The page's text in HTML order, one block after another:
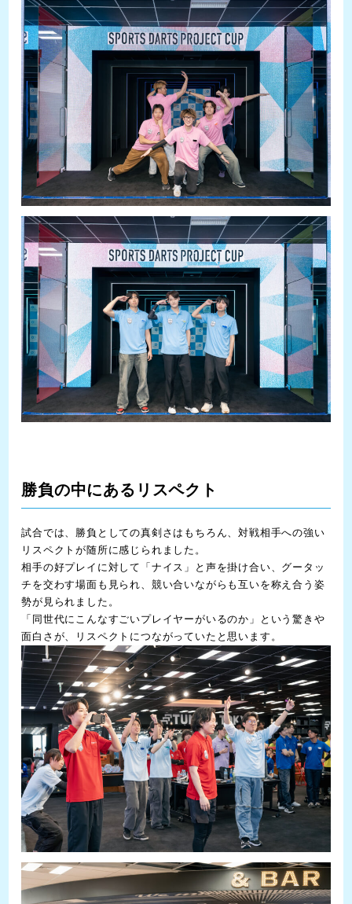
勝負の中にあるリスペクト
試合では、勝負としての真剣さはもちろん、対戦相手への強い
リスペクトが随所に感じられました。
相手の好プレイに対して「ナイス」と声を掛け合い、グータッ
チを交わす場面も見られ、競い合いながらも互いを称え合う姿
勢が見られました。
「同世代にこんなすごいプレイヤーがいるのか」という驚きや
面白さが、リスペクトにつながっていたと思います。